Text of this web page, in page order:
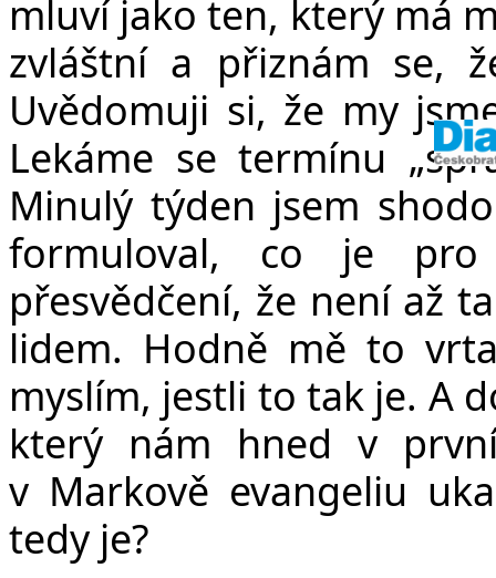
mluví jako ten, který má
zvláštní a přiznám se,
Uvědomuji si, že my
Lekáme se termínu
Minulý týden jsem
formuloval, co je
přesvědčení, že není až
lidem. Hodně mě to
myslím, jestli to tak je. A
který nám hned v
v Markově evangeliu
tedy je?